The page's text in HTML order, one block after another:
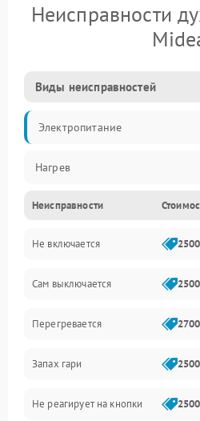
Неисправности
Виды неисправностей
Электропитание
Нагрев
Неисправности
Не включается
Сам выключается
Перегревается
Запах гари
Не реагирует на кнопки